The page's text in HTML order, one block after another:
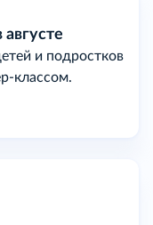
и подростков
классом.